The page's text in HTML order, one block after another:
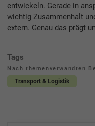
entwickeln. Gerade in
wichtig Zusammenhalt
extern. Genau das prägt
Tags
Nach themenverwandten
Transport & Logistik